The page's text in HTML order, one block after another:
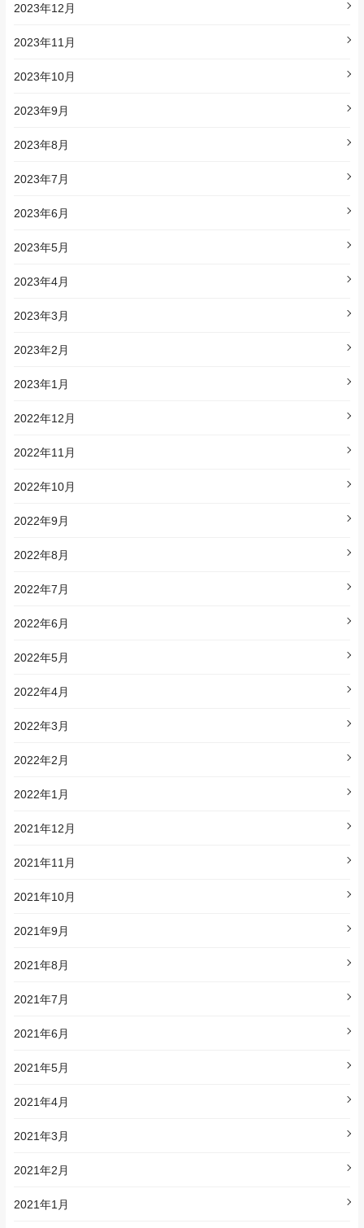
2023年12月
2023年11月
2023年10月
2023年9月
2023年8月
2023年7月
2023年6月
2023年5月
2023年4月
2023年3月
2023年2月
2023年1月
2022年12月
2022年11月
2022年10月
2022年9月
2022年8月
2022年7月
2022年6月
2022年5月
2022年4月
2022年3月
2022年2月
2022年1月
2021年12月
2021年11月
2021年10月
2021年9月
2021年8月
2021年7月
2021年6月
2021年5月
2021年4月
2021年3月
2021年2月
2021年1月